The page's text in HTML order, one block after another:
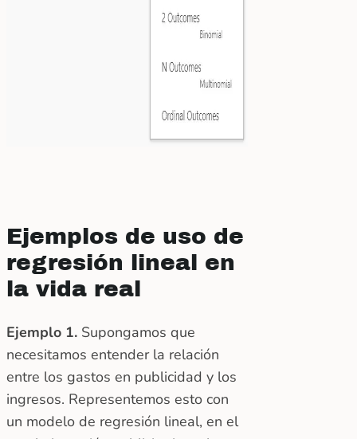
Ejemplos de uso de
regresión lineal en
la vida real
Ejemplo 1. Supongamos que
necesitamos entender la relación
entre los gastos en publicidad y los
ingresos. Representemos esto con
un modelo de regresión lineal, en el